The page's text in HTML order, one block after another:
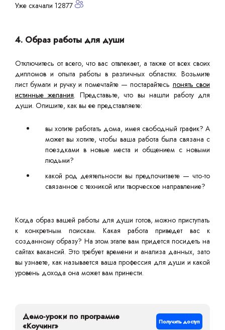
Уже скачали 12877
4. Образ работы для души
Отключитесь от всего, что вас отвлекает, а также от всех своих
дипломов и опыта работы в различных областях. Возьмите
лист бумаги и ручку и помечтайте — постарайтесь понять свои
истинные желания. Представьте, что вы нашли работу для
души. Опишите, как вы ее представляете:
вы хотите работать дома, имея свободный график? А
может вы хотите, чтобы ваша работа была связана с
поездками в новые места и общением с новыми
людьми?
какой род деятельности вы предпочитаете — что-то
связанное с техникой или творческое направление?
Когда образ вашей работы для души готов, можно приступать
к конкретным поискам. Какая работа приведет вас к
созданному образу? На этом этапе вам придется посидеть на
сайтах вакансий. Это требует времени и анализа данных, зато
вы узнаете, как называется ваша профессия для души и какой
уровень дохода она может вам принести.
Демо-уроки по программе
«Коучинг»
Получить доступ